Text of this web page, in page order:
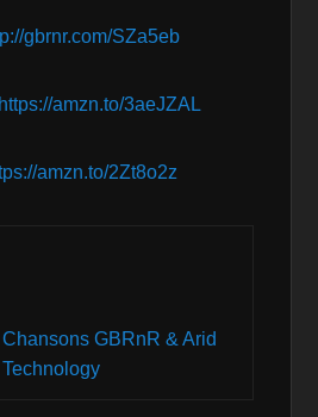
gbrnr.com/SZa5eb
https://amzn.to/3aeJZAL
amzn.to/2Zt8o2z
Chansons GBRnR & Arid
Technology